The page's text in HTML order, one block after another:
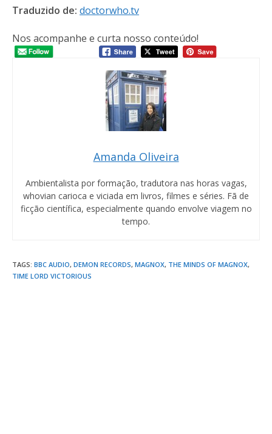
Traduzido de: doctorwho.tv
Nos acompanhe e curta nosso conteúdo!
Amanda Oliveira
Ambientalista por formação, tradutora nas horas vagas,
whovian carioca e viciada em livros, filmes e séries. Fã de
ficção científica, especialmente quando envolve viagem no
tempo.
TAGS: BBC AUDIO, DEMON RECORDS, MAGNOX, THE MINDS OF MAGNOX,
TIME LORD VICTORIOUS